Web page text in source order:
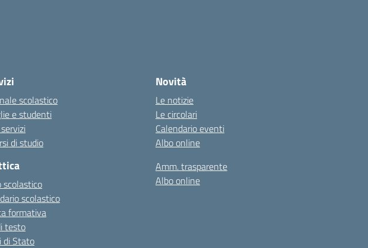
scolastico
e studenti
di studio
scolastico
scolastico
formativa
testo
di Stato
Novità
Le notizie
Le circolari
Calendario eventi
Albo online
Amm. trasparente
Albo online